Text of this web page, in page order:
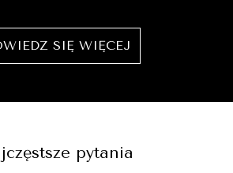
SIĘ WIĘCEJ
pytania